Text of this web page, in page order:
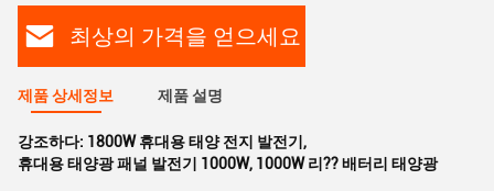
최상의 가격을 얻으세요
제품 상세정보 제품 설명
강조하다: 1800W 휴대용 태양 전지 발전기 ,
휴대용 태양광 패널 발전기 1000W, 1000W 리?? 배터리 태양광